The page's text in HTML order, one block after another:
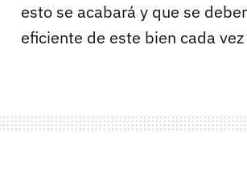
esto se acabará y que se
eficiente de este bien cada